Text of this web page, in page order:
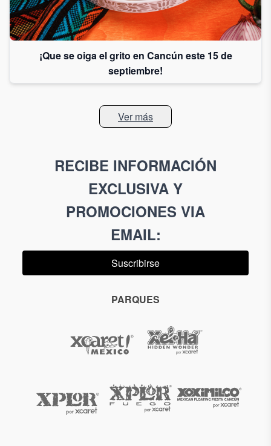
¡Que se oiga el grito en Cancún este 15 de
septiembre!
Ver más
RECIBE INFORMACIÓN
EXCLUSIVA Y
PROMOCIONES VIA
EMAIL:
Suscribirse
PARQUES